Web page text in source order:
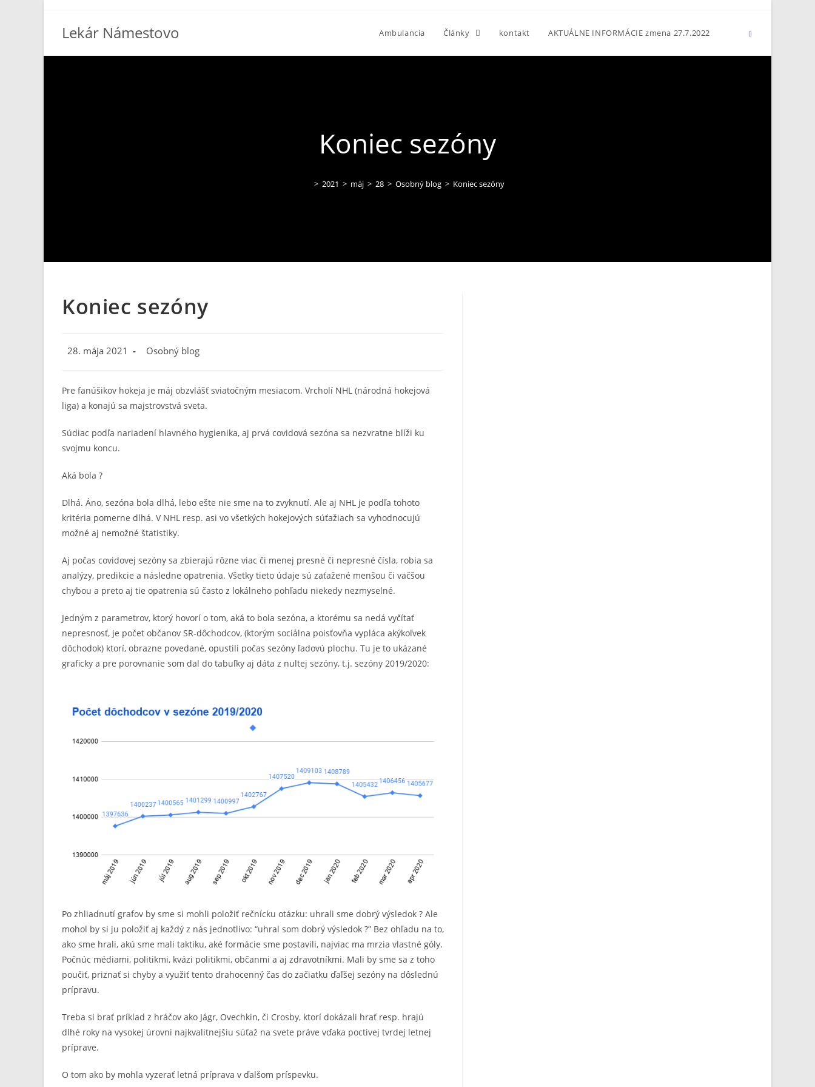
Lekár Námestovo Ambulancia Články kontakt AKTUÁLNE INFORMÁCIE zmena 27.7.2022
Koniec sezóny
> 2021 > máj > 28 > Osobný blog > Koniec sezóny
Koniec sezóny
Post
28. mája 2021
Post
Osobný blog
Pre fanúšikov hokeja je máj obzvlášť sviatočným mesiacom. Vrcholí NHL (národná hokejová
liga) a konajú sa majstrovstvá sveta.
Súdiac podľa nariadení hlavného hygienika, aj prvá covidová sezóna sa nezvratne blíži ku
svojmu koncu.
Aká bola ?
Dlhá. Áno, sezóna bola dlhá, lebo ešte nie sme na to zvyknutí. Ale aj NHL je podľa tohoto
kritéria pomerne dlhá. V NHL resp. asi vo všetkých hokejových súťažiach sa vyhodnocujú
možné aj nemožné štatistiky.
Aj počas covidovej sezóny sa zbierajú rôzne viac či menej presné či nepresné čísla, robia sa
analýzy, predikcie a následne opatrenia. Všetky tieto údaje sú zaťažené menšou či väčšou
chybou a preto aj tie opatrenia sú často z lokálneho pohľadu niekedy nezmyselné.
Jedným z parametrov, ktorý hovorí o tom, aká to bola sezóna, a ktorému sa nedá vyčítať
nepresnosť, je počet občanov SR-dôchodcov, (ktorým sociálna poisťovňa vypláca akýkoľvek
dôchodok) ktorí, obrazne povedané, opustili počas sezóny ľadovú plochu. Tu je to ukázané
graficky a pre porovnanie som dal do tabuľky aj dáta z nultej sezóny, t.j. sezóny 2019/2020:
Po zhliadnutí grafov by sme si mohli položiť rečnícku otázku: uhrali sme dobrý výsledok ? Ale
mohol by si ju položiť aj každý z nás jednotlivo: “uhral som dobrý výsledok ?” Bez ohľadu na to,
ako sme hrali, akú sme mali taktiku, aké formácie sme postavili, najviac ma mrzia vlastné góly.
Počnúc médiami, politikmi, kvázi politikmi, občanmi a aj zdravotníkmi. Mali by sme sa z toho
poučiť, priznať si chyby a využiť tento drahocenný čas do začiatku ďaľšej sezóny na dôslednú
prípravu.
Treba si brať príklad z hráčov ako Jágr, Ovechkin, či Crosby, ktorí dokázali hrať resp. hrajú
dlhé roky na vysokej úrovni najkvalitnejšiu súťaž na svete práve vďaka poctivej tvrdej letnej
príprave.
O tom ako by mohla vyzerať letná príprava v ďalšom príspevku.